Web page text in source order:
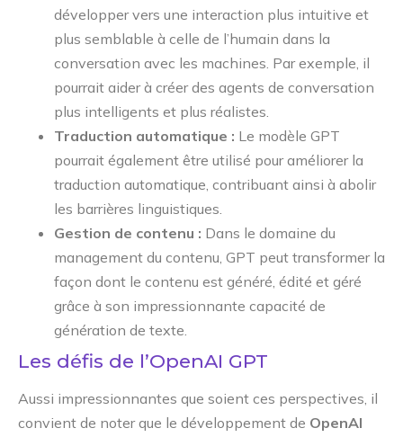
développer vers une interaction plus intuitive et
plus semblable à celle de l’humain dans la
conversation avec les machines. Par exemple, il
pourrait aider à créer des agents de conversation
plus intelligents et plus réalistes.
Traduction automatique : Le modèle GPT
pourrait également être utilisé pour améliorer la
traduction automatique, contribuant ainsi à abolir
les barrières linguistiques.
Gestion de contenu : Dans le domaine du
management du contenu, GPT peut transformer la
façon dont le contenu est généré, édité et géré
grâce à son impressionnante capacité de
génération de texte.
Les défis de l’OpenAI GPT
Aussi impressionnantes que soient ces perspectives, il
convient de noter que le développement de OpenAI